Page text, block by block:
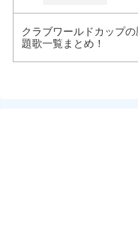
クラブワールドカップ
題歌一覧まとめ！